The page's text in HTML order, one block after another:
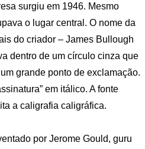
surgiu em 1946. Mesmo
o lugar central. O nome da
do criador – James Bullough
dentro de um círculo cinza que
grande ponto de exclamação.
em itálico. A fonte
a caligrafia caligráfica.
por Jerome Gould, guru